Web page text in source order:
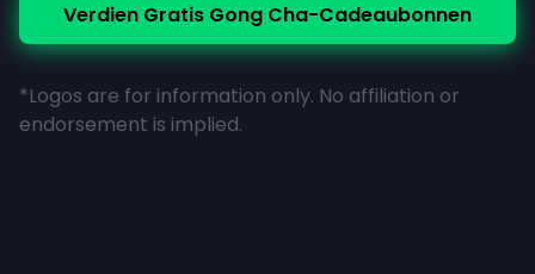
Verdien Gratis Gong Cha-Cadeaubonnen
*Logos are for information only. No affiliation or
endorsement is implied.